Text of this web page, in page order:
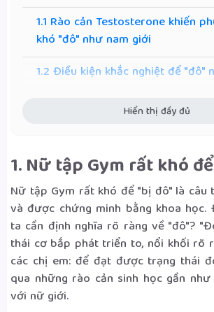
1.1 Rào cản Testosterone khiến
khó "đô" như nam giới
1.2 Điều kiện khắc nghiệt để "đô"
2. Lợi ích thực tế của việc tập gym
cong, cơ thể cân đối
2.2 Cảm xúc & Năng lượng tích
2.3 Da dẻ & Giấc ngủ tốt hơn
2.4 Cải thiện sức khỏe lâu dài
tương lai)
3. Những sai lầm khi tập luyện khiến
Hiển thị đầy đủ
1. Nữ tập Gym rất khó
Nữ tập Gym rất khó để "bị đô" là câu
và được chứng minh bằng khoa học.
ta cần định nghĩa rõ ràng về "đô"?
thái cơ bắp phát triển to, nổi khối rõ
các chị em: để đạt được trạng thái
qua những rào cản sinh học gần
với nữ giới.